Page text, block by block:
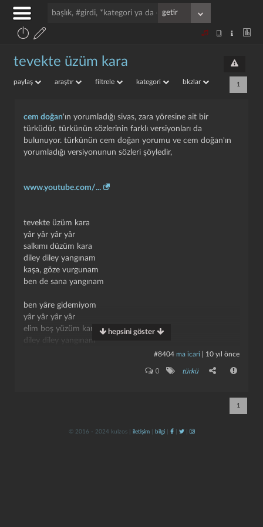
tevekte üzüm kara
paylaş araştır filtrele kategori bkzlar 1
cem doğan'ın yorumladığı sivas, zara yöresine ait bir
türküdür. türkünün sözlerinin farklı versiyonları da
bulunuyor. türkünün cem doğan yorumu ve cem doğan'ın
yorumladığı versiyonunun sözleri şöyledir,
www.youtube.com/...
tevekte üzüm kara
yâr yâr yâr yâr
salkımı düzüm kara
diley diley yangınam
kaşa, göze vurgunam
ben de sana yangınam
ben yâre gidemiyom
yâr yâr yâr yâr
elim boş yüzüm kara
diley diley yangınam
kaşa, göze vurgunam
hepsini göster
#8404 ma icari 10 yıl önce
0 türkü
1
kapat kaydet
© 2016 - 2024 kulzos | iletişim| bilgi| | |